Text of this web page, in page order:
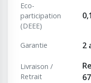
Eco-
participation
(DEEE)
Garantie 2
Livraison /
Retrait